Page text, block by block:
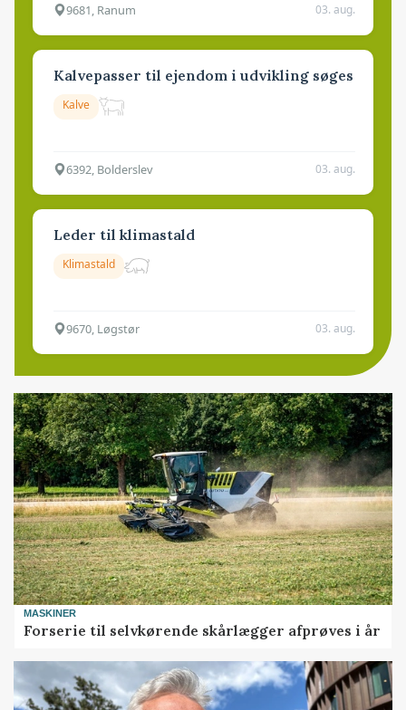
9681, Ranum 03. aug.
Kalvepasser til ejendom i udvikling søges
Kalve
6392, Bolderslev 03. aug.
Leder til klimastald
Klimastald
9670, Løgstør 03. aug.
MASKINER
Forserie til selvkørende skårlægger afprøves i år